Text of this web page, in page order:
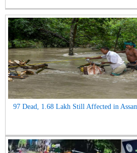
97 Dead, 1.68 Lakh Still Affected in